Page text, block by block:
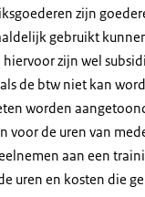
zijn
gebruikt
hiervoor zijn wel
de btw niet kan
worden
voor de uren van
aan een
uren en kosten die